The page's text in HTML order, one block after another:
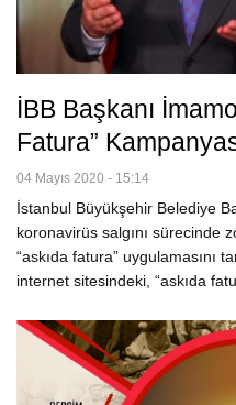
İBB Başkanı
Fatura”
04 Mayıs 2020 - 15:14
İstanbul Büyükşehir Belediye
koronavirüs salgını sürecinde
“askıda fatura” uygulamasını
internet sitesindeki, “askıda